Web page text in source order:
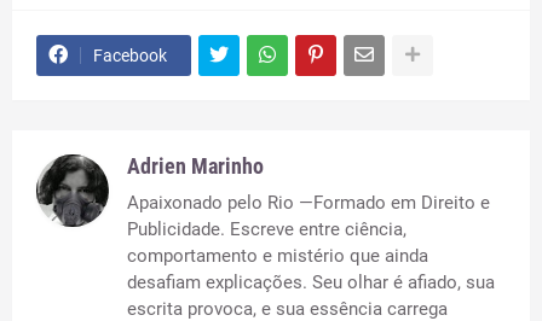
Facebook
Adrien Marinho
Apaixonado pelo Rio —Formado em Direito e
Publicidade. Escreve entre ciência,
comportamento e mistério que ainda
desafiam explicações. Seu olhar é afiado, sua
escrita provoca, e sua essência carrega